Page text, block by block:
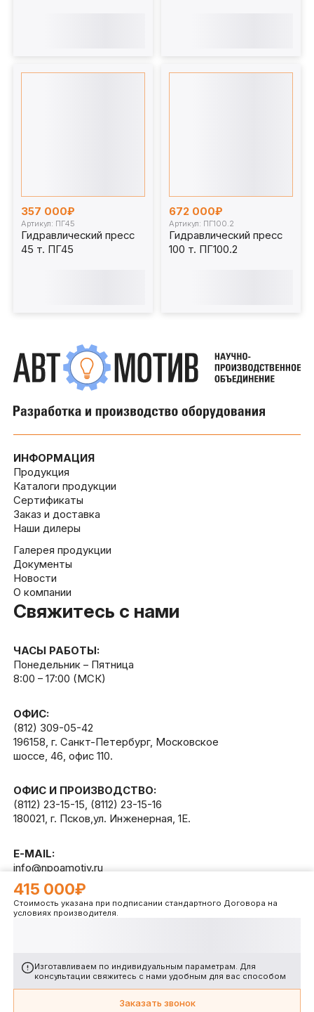
415 000₽
Стоимость указана при подписании стандартного Договора на
условиях производителя.
Изготавливаем по индивидуальным параметрам. Для
консультации свяжитесь с нами удобным для вас способом
Заказать звонок
357 000₽
Артикул: ПГ45
Гидравлический пресс
45 т. ПГ45
672 000₽
Артикул: ПГ100.2
Гидравлический пресс
100 т. ПГ100.2
ИНФОРМАЦИЯ
Продукция
Каталоги продукции
Сертификаты
Заказ и доставка
Наши дилеры
Галерея продукции
Документы
Новости
О компании
Свяжитесь с нами
ЧАСЫ РАБОТЫ:
Понедельник – Пятница
8:00 – 17:00 (МСК)
ОФИС:
(812) 309-05-42
196158, г. Санкт-Петербург, Московское
шоссе, 46, офис 110.
ОФИС И ПРОИЗВОДСТВО:
(8112) 23-15-15, (8112) 23-15-16
180021, г. Псков,ул. Инженерная, 1Е.
E-MAIL:
info@npoamotiv.ru
Разработано вWEBCETERA